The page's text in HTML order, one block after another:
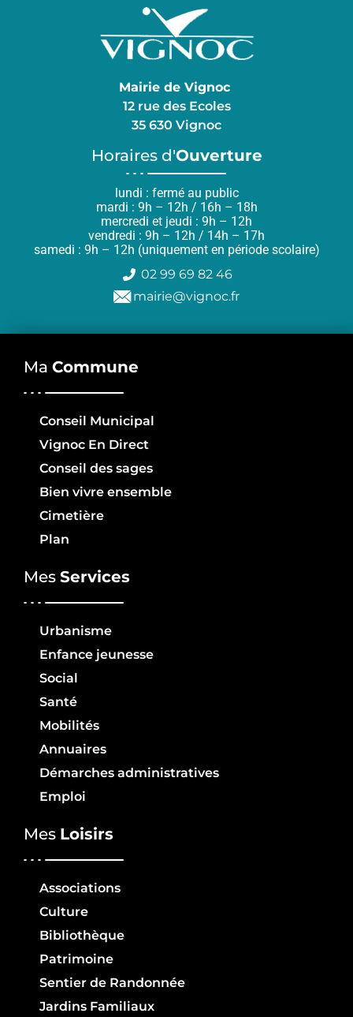
Mairie de Vignoc
12 rue des Ecoles
35 630 Vignoc
Horaires d'Ouverture
lundi : fermé au public
mardi : 9h – 12h / 16h – 18h
mercredi et jeudi : 9h – 12h
vendredi : 9h – 12h / 14h – 17h
samedi : 9h – 12h (uniquement en période scolaire)
02 99 69 82 46
mairie@vignoc.fr
Ma Commune
Conseil Municipal
Vignoc En Direct
Conseil des sages
Bien vivre ensemble
Cimetière
Plan
Mes Services
Urbanisme
Enfance jeunesse
Social
Santé
Mobilités
Annuaires
Démarches administratives
Emploi
Mes Loisirs
Associations
Culture
Bibliothèque
Patrimoine
Sentier de Randonnée
Jardins Familiaux